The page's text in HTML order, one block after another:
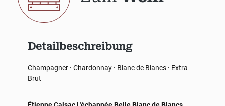
Detailbeschreibung
Champagner · Chardonnay · Blanc de Blancs · Extra
Brut